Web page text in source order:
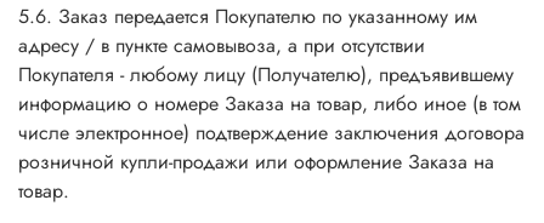
5.6. Заказ передается Покупателю по указанному им
адресу / в пункте самовывоза, а при отсутствии
Покупателя - любому лицу (Получателю), предъявившему
информацию о номере Заказа на товар, либо иное (в том
числе электронное) подтверждение заключения договора
розничной купли-продажи или оформление Заказа на
товар.